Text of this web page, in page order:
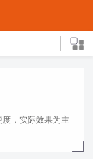
，实际效果为主